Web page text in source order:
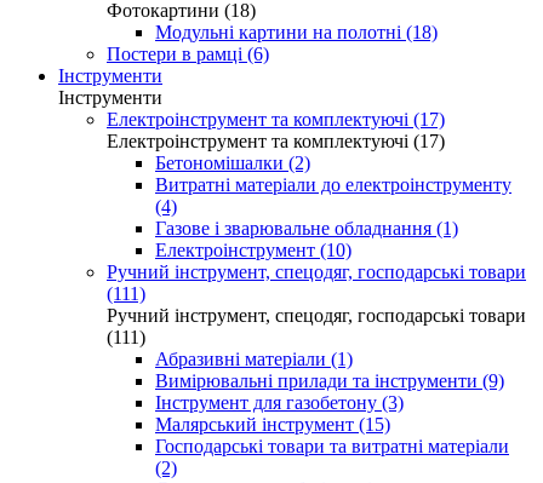
Фотокартини (18)
Модульні картини на полотні (18)
Постери в рамці (6)
Інструменти
Інструменти
Електроінструмент та комплектуючі (17)
Електроінструмент та комплектуючі (17)
Бетономішалки (2)
Витратні матеріали до електроінструменту
(4)
Газове і зварювальне обладнання (1)
Електроінструмент (10)
Ручний інструмент, спецодяг, господарські товари
(111)
Ручний інструмент, спецодяг, господарські товари
(111)
Абразивні матеріали (1)
Вимірювальні прилади та інструменти (9)
Інструмент для газобетону (3)
Малярський інструмент (15)
Господарські товари та витратні матеріали
(2)